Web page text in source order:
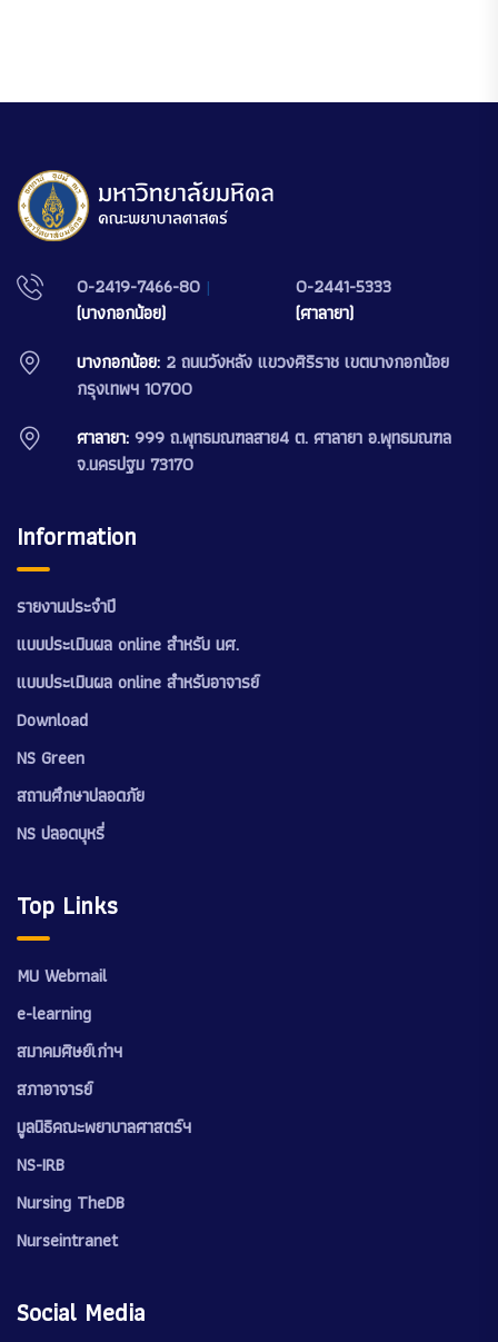
0-2419-7466-80 |
(บางกอกน้อย)
0-2441-5333
(ศาลายา)
บางกอกน้อย: 2 ถนนวังหลัง แขวงศิริราช เขตบางกอกน้อย
กรุงเทพฯ 10700
ศาลายา: 999 ถ.พุทธมณฑลสาย4 ต. ศาลายา อ.พุทธมณฑล
จ.นครปฐม 73170
Information
รายงานประจำปี
แบบประเมินผล online สำหรับ นศ.
แบบประเมินผล online สำหรับอาจารย์
Download
NS Green
สถานศึกษาปลอดภัย
NS ปลอดบุหรี่
Top Links
MU Webmail
e-learning
สมาคมศิษย์เก่าฯ
สภาอาจารย์
มูลนิธิคณะพยาบาลศาสตร์ฯ
NS-IRB
Nursing TheDB
Nurseintranet
Social Media